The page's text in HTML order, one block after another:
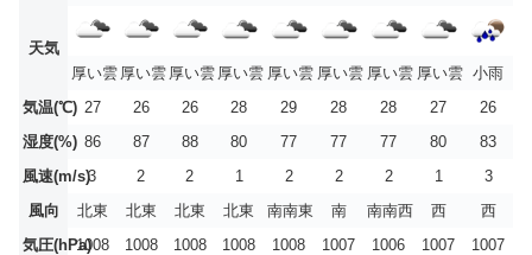
天気
厚い雲 厚い雲 厚い雲 厚い雲 厚い雲 厚い雲 厚い雲 厚い雲 小雨
気温(℃) 27 26 26 28 29 28 28 27
26
湿度(%) 86 87 88 80 77 77 77 80
83
風速(m/s)3 2 2 1 2 2 2 1
3
風向
北東 北東 北東 北東 南南東 南 南南西 西
西
気圧(hPa)1008 1008 1008 1008 1008 1007 1006 1007 1007